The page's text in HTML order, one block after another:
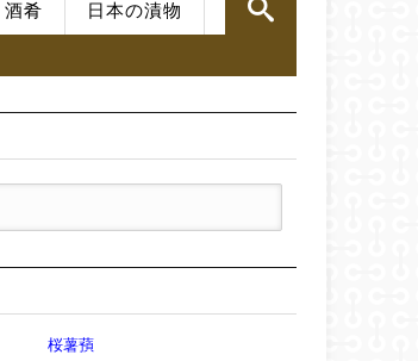
酒肴 日本の漬物
桜薯蕷